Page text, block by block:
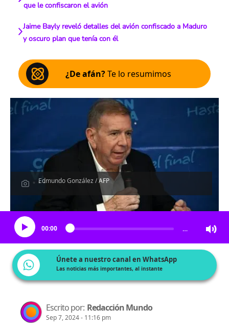
que le confiscaron el avión
Jaime Bayly reveló detalles del avión confiscado a Maduro
y oscuro plan que tenía con él
¿De afán?Te lo resumimos
Edmundo González / AFP
Escucha el artículo
00:00 …
Únete a nuestro canal en WhatsApp
Las noticias más importantes, al instante
Escrito por: Redacción Mundo
Sep 7, 2024 - 11:16 pm